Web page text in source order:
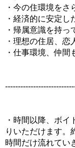
・今の住環境をさ
・経済的に安定し
・帰属意識を持っ
・理想の住居、恋
・仕事環境、仲間
・時間以降、ボ
りいただけます。
時間だけ流れてい